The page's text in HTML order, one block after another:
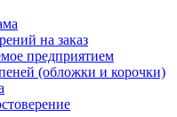
на заказ
предприятием
(обложки и корочки)